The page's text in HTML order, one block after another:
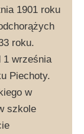
1901 roku
roku.
1 września
Piechoty.
w
szkole